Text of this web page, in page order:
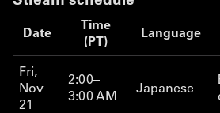
Date
Time
(PT)
Language
Fri,
Nov
21
2:00–
3:00 AM
Japanese